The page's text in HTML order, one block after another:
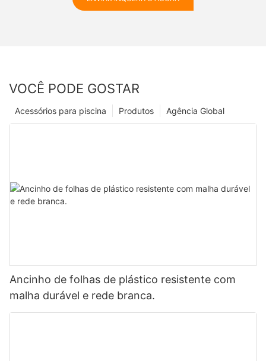
VOCÊ PODE GOSTAR
Agência Global
Produtos
Acessórios para piscina
Ancinho de folhas de plástico resistente com
malha durável e rede branca.